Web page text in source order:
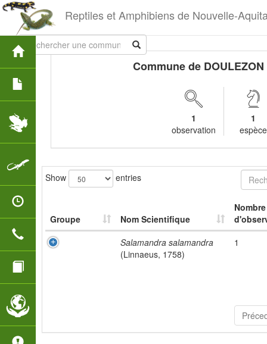
Reptiles et Amphibiens de Nouvelle-
Commune de DOULEZON
1
observation
1
espèce
Show entries
Groupe Nom Scientifique
Nombre
Salamandra salamandra
(Linnaeus, 1758)
1